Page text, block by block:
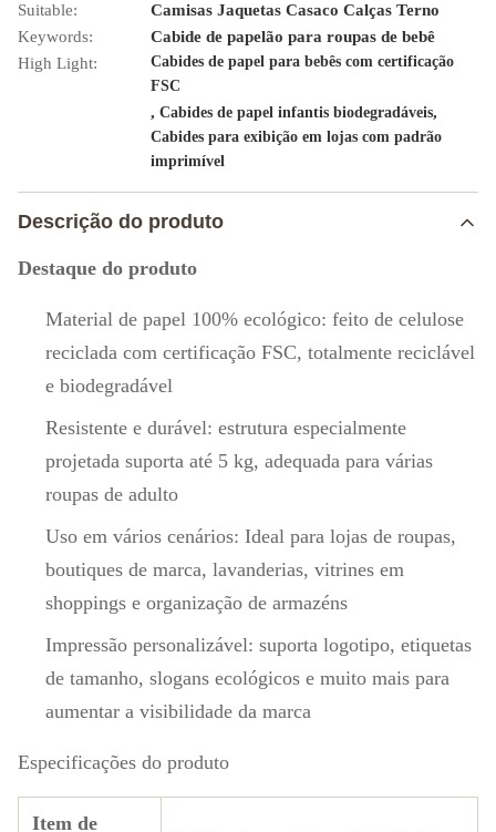
Suitable:
Camisas Jaquetas Casaco Calças Terno
Keywords:
Cabide de papelão para roupas de bebê
High Light:
Cabides de papel para bebês com certificação
FSC
, Cabides de papel infantis biodegradáveis,
Cabides para exibição em lojas com padrão
imprimível
Descrição do produto
Destaque do produto
Material de papel 100% ecológico: feito de celulose
reciclada com certificação FSC, totalmente reciclável
e biodegradável
Resistente e durável: estrutura especialmente
projetada suporta até 5 kg, adequada para várias
roupas de adulto
Uso em vários cenários: Ideal para lojas de roupas,
boutiques de marca, lavanderias, vitrines em
shoppings e organização de armazéns
Impressão personalizável: suporta logotipo, etiquetas
de tamanho, slogans ecológicos e muito mais para
aumentar a visibilidade da marca
Especificações do produto
Item de